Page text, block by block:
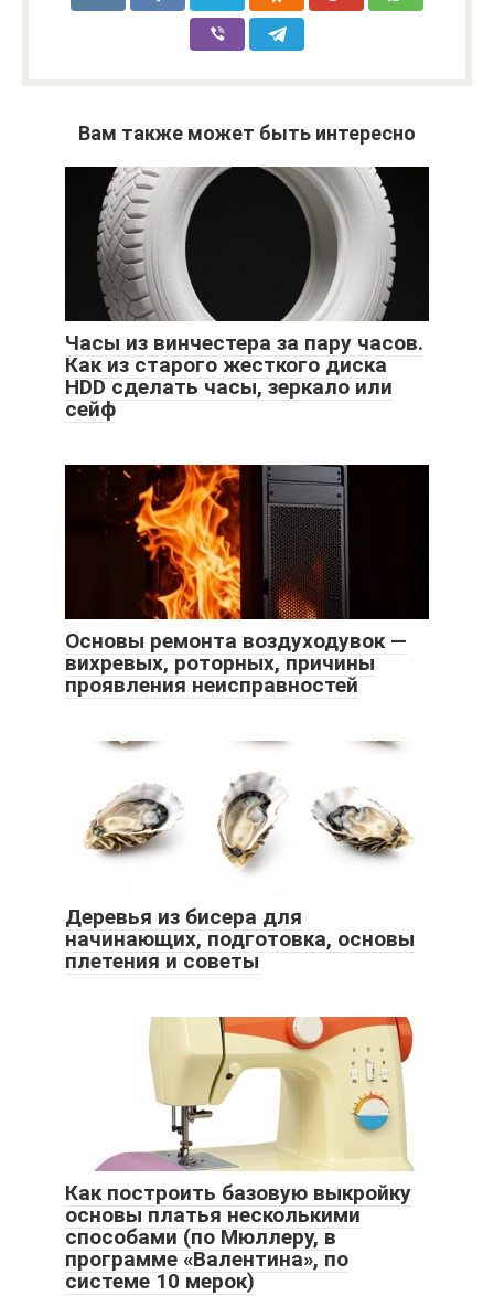
Вам также может быть интересно
Часы из винчестера за пару часов.
Как из старого жесткого диска
HDD сделать часы, зеркало или
сейф
Основы ремонта воздуходувок —
вихревых, роторных, причины
проявления неисправностей
Деревья из бисера для
начинающих, подготовка, основы
плетения и советы
Как построить базовую выкройку
основы платья несколькими
способами (по Мюллеру, в
программе «Валентина», по
системе 10 мерок)